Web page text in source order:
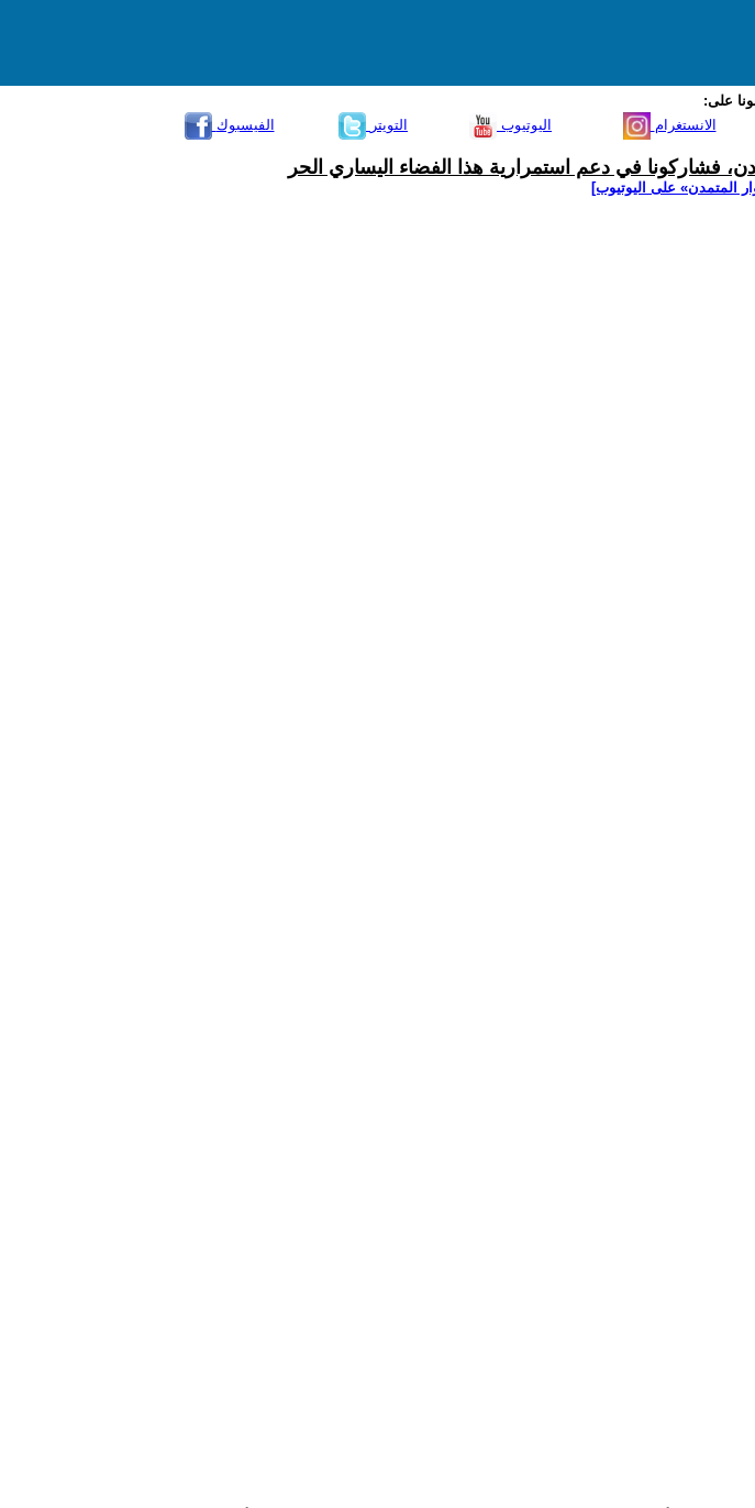
على:
الفيسبوك
التويتر اليوتيوب الانستغرام
فشاركونا في دعم استمرارية هذا الفضاء اليساري الحر
المتمدن» على اليوتيوب]